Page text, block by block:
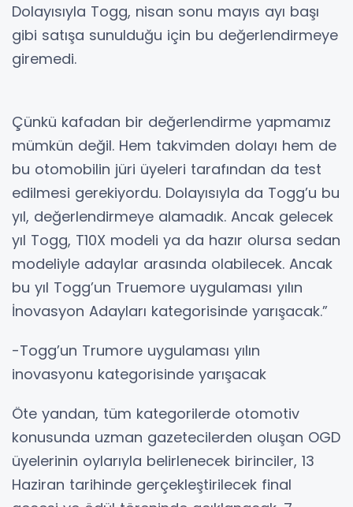
Dolayısıyla Togg, nisan sonu mayıs ayı başı
gibi satışa sunulduğu için bu değerlendirmeye
giremedi.
Çünkü kafadan bir değerlendirme yapmamız
mümkün değil. Hem takvimden dolayı hem de
bu otomobilin jüri üyeleri tarafından da test
edilmesi gerekiyordu. Dolayısıyla da Togg’u bu
yıl, değerlendirmeye alamadık. Ancak gelecek
yıl Togg, T10X modeli ya da hazır olursa sedan
modeliyle adaylar arasında olabilecek. Ancak
bu yıl Togg’un Truemore uygulaması yılın
İnovasyon Adayları kategorisinde yarışacak.”
-Togg’un Trumore uygulaması yılın
inovasyonu kategorisinde yarışacak
Öte yandan, tüm kategorilerde otomotiv
konusunda uzman gazetecilerden oluşan OGD
üyelerinin oylarıyla belirlenecek birinciler, 13
Haziran tarihinde gerçekleştirilecek final